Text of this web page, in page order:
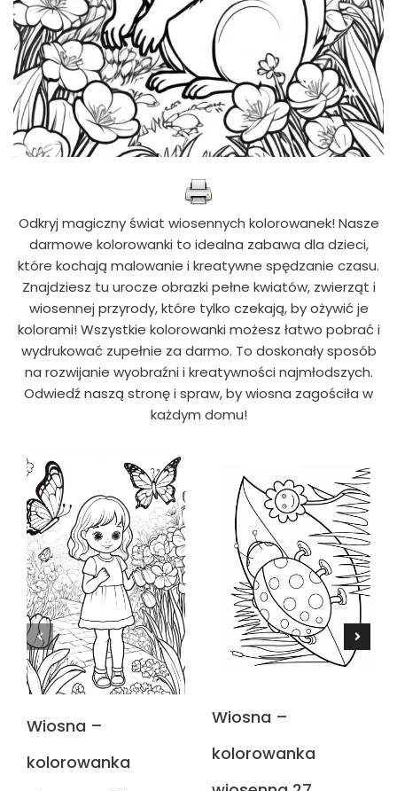
Odkryj magiczny świat wiosennych kolorowanek! Nasze
darmowe kolorowanki to idealna zabawa dla dzieci,
które kochają malowanie i kreatywne spędzanie czasu.
Znajdziesz tu urocze obrazki pełne kwiatów, zwierząt i
wiosennej przyrody, które tylko czekają, by ożywić je
kolorami! Wszystkie kolorowanki możesz łatwo pobrać i
wydrukować zupełnie za darmo. To doskonały sposób
na rozwijanie wyobraźni i kreatywności najmłodszych.
Odwiedź naszą stronę i spraw, by wiosna zagościła w
każdym domu!
Wiosna –
kolorowanka
Wiosna –
kolorowanka